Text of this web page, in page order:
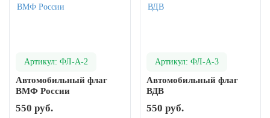
Артикул: ФЛ-А-2
Автомобильный флаг
ВМФ России
550 руб.
Артикул: ФЛ-А-3
Автомобильный флаг
ВДВ
550 руб.